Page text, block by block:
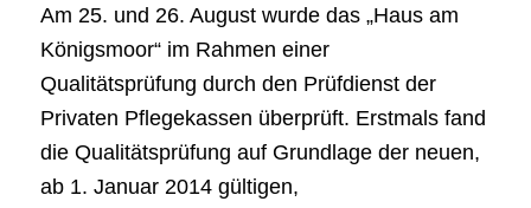
Am 25. und 26. August wurde das „Haus am
Königsmoor“ im Rahmen einer
Qualitätsprüfung durch den Prüfdienst der
Privaten Pflegekassen überprüft. Erstmals fand
die Qualitätsprüfung auf Grundlage der neuen,
ab 1. Januar 2014 gültigen,